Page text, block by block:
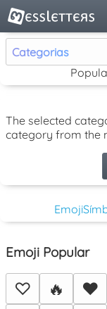
Categorias
The selected
category from the
Emoji
Emoji Popular
♡ 🔥 ❤️